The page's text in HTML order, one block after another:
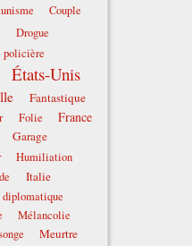
Couple
Drogue
policière
États-Unis
Fantastique
Folie France
Garage
Humiliation
Italie
Mélancolie
Meurtre